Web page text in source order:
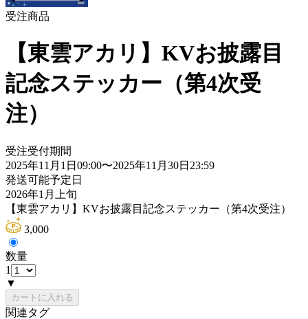
受注商品
【東雲アカリ】KVお披露目
記念ステッカー（第4次受
注）
受注受付期間
2025年11月1日09:00〜2025年11月30日23:59
発送可能予定日
2026年1月上旬
【東雲アカリ】KVお披露目記念ステッカー（第4次受注）
3,000
数量
1
▼
カートに入れる
関連タグ